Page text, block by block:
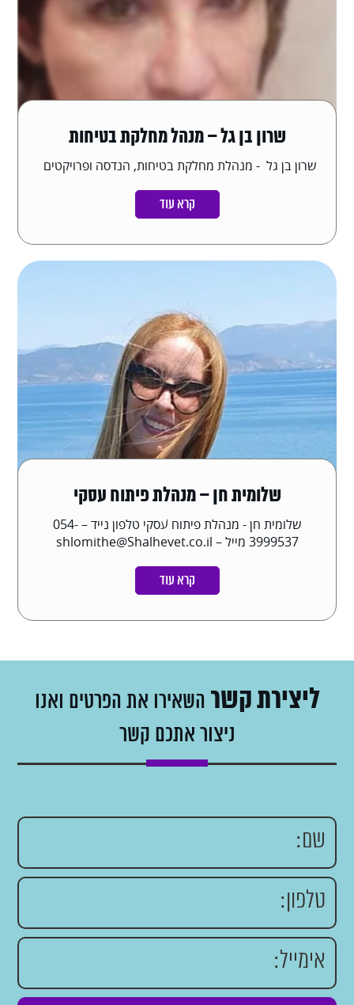
שרון בן גל – מנהל מחלקת בטיחות
שרון בן גל - מנהלת מחלקת בטיחות, הנדסה ופרויקטים
קרא עוד
שלומית חן – מנהלת פיתוח עסקי
שלומית חן - מנהלת פיתוח עסקי טלפון נייד – 054-
3999537 מייל – shlomithe@Shalhevet.co.il
קרא עוד
ליצירת קשר השאירו את הפרטים ואנו
ניצור אתכם קשר